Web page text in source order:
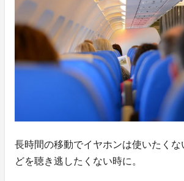
長時間の移動でイヤホンは使いたくな
どを聴き逃したくない時に。